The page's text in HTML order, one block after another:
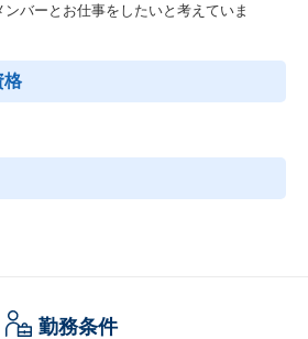
バーとお仕事をしたいと考えていま
格
勤務条件